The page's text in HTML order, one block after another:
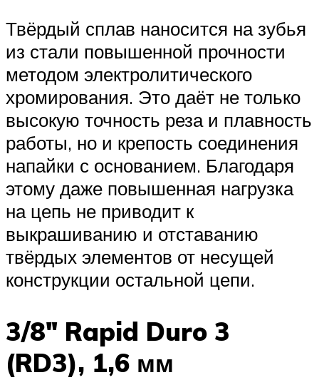
Твёрдый сплав наносится на зубья
из стали повышенной прочности
методом электролитического
хромирования. Это даёт не только
высокую точность реза и плавность
работы, но и крепость соединения
напайки с основанием. Благодаря
этому даже повышенная нагрузка
на цепь не приводит к
выкрашиванию и отставанию
твёрдых элементов от несущей
конструкции остальной цепи.
3/8″ Rapid Duro 3
(RD3), 1,6 мм